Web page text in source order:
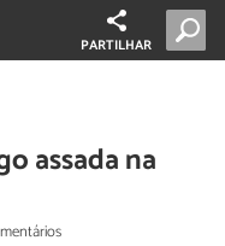
PARTILHAR
assada na